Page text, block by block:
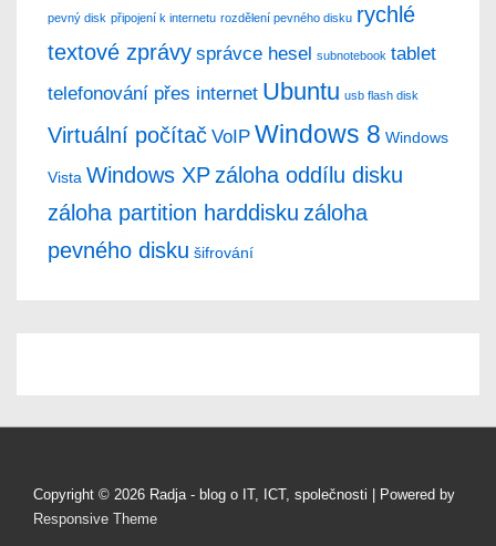
pevný disk připojení k internetu rozdělení pevného disku rychlé
textové zprávy správce hesel subnotebook tablet
telefonování přes internet Ubuntu usb flash disk
Virtuální počítač VoIP Windows 8 Windows
Vista Windows XP záloha oddílu disku
záloha partition harddisku záloha
pevného disku šifrování
Copyright © 2026 Radja - blog o IT, ICT, společnosti | Powered by
Responsive Theme